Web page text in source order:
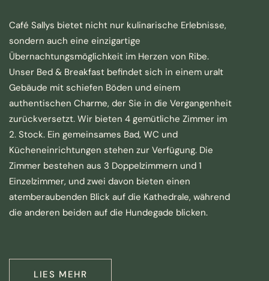
Café Sallys bietet nicht nur kulinarische Erlebnisse,
sondern auch eine einzigartige
Übernachtungsmöglichkeit im Herzen von Ribe.
Unser Bed & Breakfast befindet sich in einem uralt
Gebäude mit schiefen Böden und einem
authentischen Charme, der Sie in die Vergangenheit
zurückversetzt. Wir bieten 4 gemütliche Zimmer im
2. Stock. Ein gemeinsames Bad, WC und
Kücheneinrichtungen stehen zur Verfügung. Die
Zimmer bestehen aus 3 Doppelzimmern und 1
Einzelzimmer, und zwei davon bieten einen
atemberaubenden Blick auf die Kathedrale, während
die anderen beiden auf die Hundegade blicken.
LIES MEHR